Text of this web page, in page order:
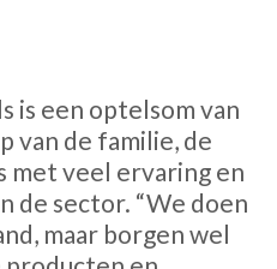
is een optelsom van
van de familie, de
veel ervaring en
de sector. “We doen
maar borgen wel